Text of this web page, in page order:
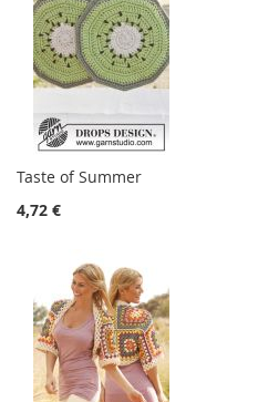
Taste of Summer
4,72 €